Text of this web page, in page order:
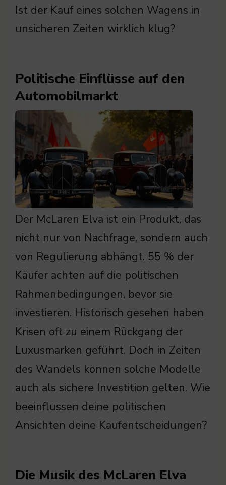
Ist der Kauf eines solchen Wagens in
unsicheren Zeiten wirklich klug?
Politische Einflüsse auf den
Automobilmarkt
Der McLaren Elva ist ein Produkt, das
nicht nur von Nachfrage, sondern auch
von Regulierung abhängt. 55 % der
Käufer achten auf die politischen
Rahmenbedingungen, bevor sie
investieren. Historisch gesehen haben
Krisen oft zu einem Rückgang der
Luxusmarken geführt. Doch in Zeiten
des Wandels können solche Modelle
auch als sichere Investition gelten. Wie
beeinflussen deine politischen
Ansichten deine Kaufentscheidungen?
Die Musik des McLaren Elva